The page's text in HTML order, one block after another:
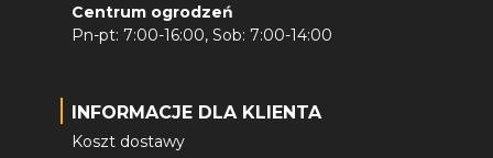
Centrum ogrodzeń
Pn-pt: 7:00-16:00, Sob: 7:00-14:00
INFORMACJE DLA KLIENTA
Koszt dostawy